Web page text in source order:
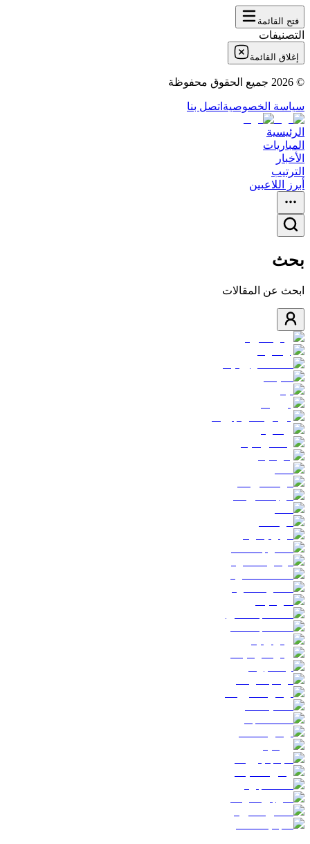
فتح القائمة
التصنيفات
إغلاق القائمة
©
2026 جميع الحقوق محفوظة
سياسة الخصوصية اتصل بنا
الرئيسية
المباريات
الأخبار
الترتيب
أبرز اللاعبين
بحث
ابحث عن المقالات